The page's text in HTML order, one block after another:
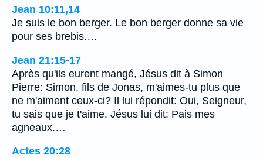
Jean 10:11,14
Je suis le bon berger. Le bon berger donne sa vie
pour ses brebis.…
Jean 21:15-17
Après qu'ils eurent mangé, Jésus dit à Simon
Pierre: Simon, fils de Jonas, m'aimes-tu plus que
ne m'aiment ceux-ci? Il lui répondit: Oui, Seigneur,
tu sais que je t'aime. Jésus lui dit: Pais mes
agneaux.…
Actes 20:28